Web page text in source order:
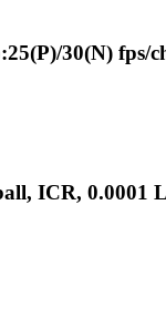
30(N) fps/
ICR, 0.0001